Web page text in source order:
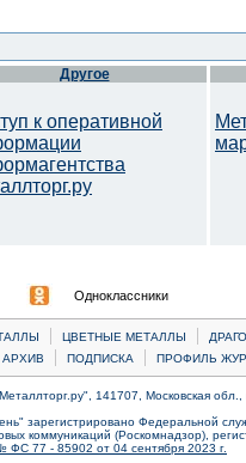
Другое
к оперативной
Одноклассники
| ЦВЕТНЫЕ МЕТАЛЛЫ |
АРХИВ | ПОДПИСКА | ПРОФИЛЬ
141707, Московская обл.,
зарегистрировано Федеральной
коммуникаций (Роскомнадзор),
ФС 77 - 85902 от 04 сентября 2023 г.